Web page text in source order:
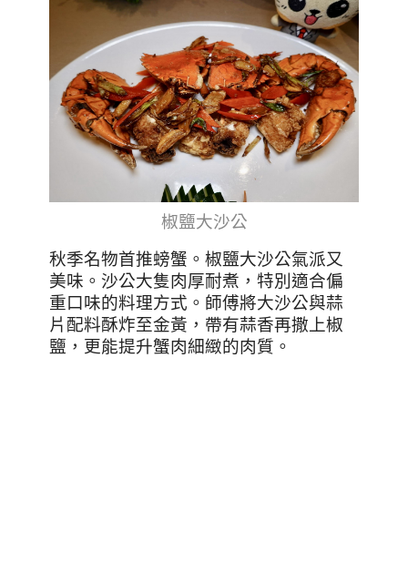
椒鹽大沙公
秋季名物首推螃蟹。椒鹽大沙公氣派又
美味。沙公大隻肉厚耐煮，特別適合偏
重口味的料理方式。師傅將大沙公與蒜
片配料酥炸至金黃，帶有蒜香再撒上椒
鹽，更能提升蟹肉細緻的肉質。